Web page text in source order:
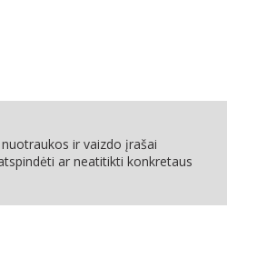
ir vaizdo įrašai
ar neatitikti konkretaus